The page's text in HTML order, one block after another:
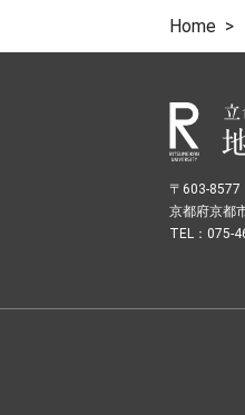
Home
〒603-8577
京都府京都
TEL：075-